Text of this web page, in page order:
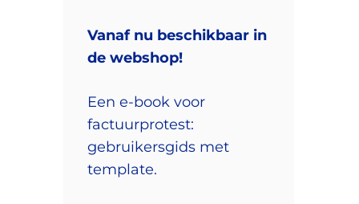
Vanaf nu beschikbaar in
de webshop!
Een e-book voor
factuurprotest:
gebruikersgids met
template.